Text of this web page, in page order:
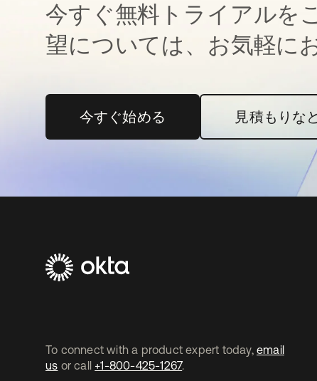
今すぐ無料トライアルを
望については、お気軽に
今すぐ始める新しいタブで開く 見積もりな
To connect with a product expert today, email
us or call +1-800-425-1267.